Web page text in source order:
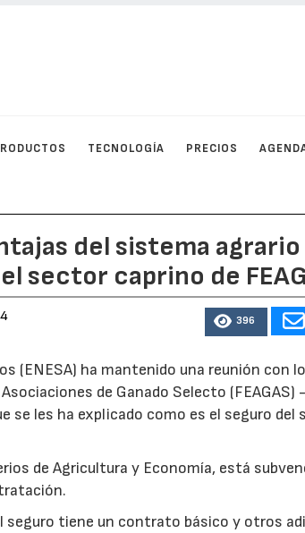
TECNOLOGÍA PRECIOS
del sistema
sector caprino de
396
(ENESA) ha mantenido una reunión con
de Ganado Selecto
se les ha explicado como es el seguro del
de Agricultura y Economía, está
seguro tiene un contrato básico y otros